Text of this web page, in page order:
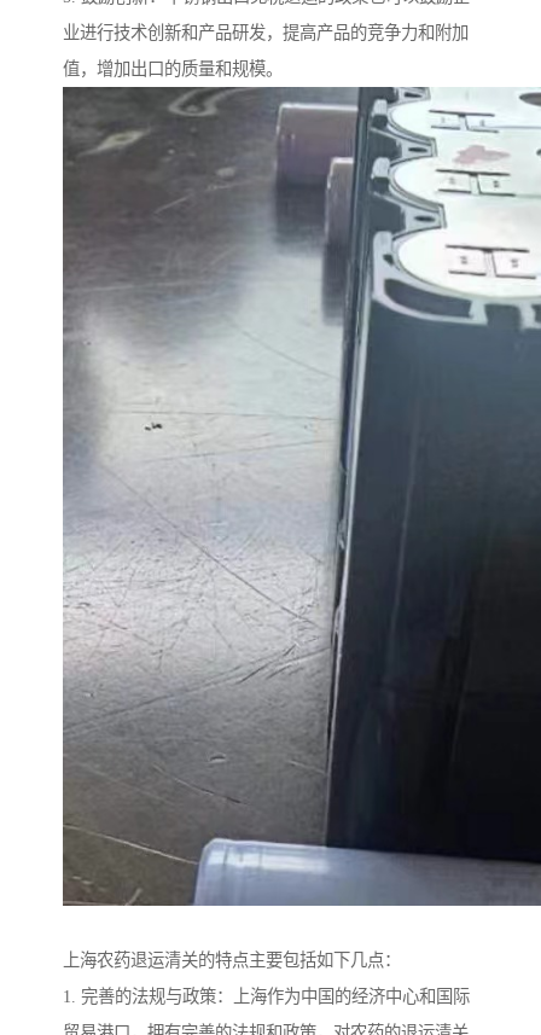
业进行技术创新和产品研发，提高产品的竞争力和附加
值，增加出口的质量和规模。
上海农药退运清关的特点主要包括如下几点：
1. 完善的法规与政策：上海作为中国的经济中心和国际